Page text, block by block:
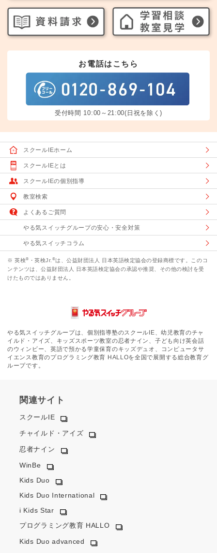
お電話はこちら
受付時間 10:00～21:00(日祝を除く)
スクールIEホーム
スクールIEとは
スクールIEの個別指導
教室検索
よくあるご質問
やる気スイッチグループの安心・安全対策
やる気スイッチコラム
※ 英検® ・英検Jr. ®は、公益財団法人 日本英語検定協会の登録商標です。このコ
ンテンツは、公益財団法人 日本英語検定協会の承認や推奨、その他の検討を受
けたものではありません。
やる気スイッチグループは、個別指導塾のスクールIE、幼児教育のチャ
イルド・アイズ、キッズスポーツ教室の忍者ナイン、子ども向け英会話
のウィンビー、英語で預かる学童保育のキッズデュオ、コンピュータサ
イエンス教育のプログラミング教育 HALLOを全国で展開する総合教育グ
ループです。
関連サイト
スクールIE
チャイルド・アイズ
忍者ナイン
WinBe
Kids Duo
Kids Duo International
i Kids Star
プログラミング教育 HALLO
Kids Duo advanced